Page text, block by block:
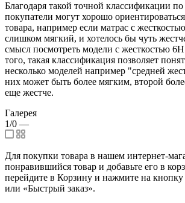
Благодаря такой точной классификации
покупатели могут хорошо
товара, например если матрас с
слишком мягкий, и хотелось бы чуть
смысл посмотреть модели с жесткостью
того, такая классификация позволяет
несколько моделей например "средней
них может быть более мягким, второй
еще жестче.
Галерея
1/0 —
Для покупки товара в нашем интернет-
понравившийся товар и добавьте его в
перейдите в Корзину и нажмите на
или «Быстрый заказ».